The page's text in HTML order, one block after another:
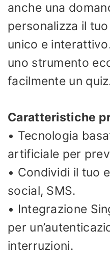
anche una
personalizza il
unico e
uno strumento
facilmente un
Caratteristiche
• Tecnologia
artificiale per
• Condividi il tuo
social, SMS.
• Integrazione
per
interruzioni.